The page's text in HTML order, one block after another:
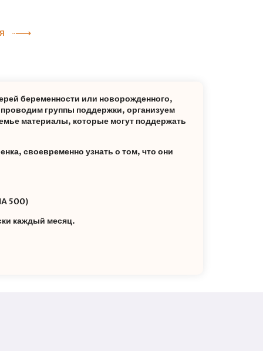
беременности или новорожденного,
группы поддержки, организуем
материалы, которые могут поддержать
своевременно узнать о том, что они
500)
каждый месяц.